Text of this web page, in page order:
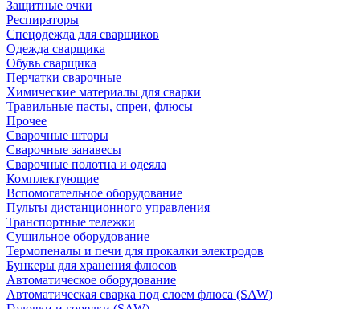
Защитные очки
Респираторы
Спецодежда для сварщиков
Одежда сварщика
Обувь сварщика
Перчатки сварочные
Химические материалы для сварки
Травильные пасты, спреи, флюсы
Прочее
Сварочные шторы
Сварочные занавесы
Сварочные полотна и одеяла
Комплектующие
Вспомогательное оборудование
Пульты дистанционного управления
Транспортные тележки
Сушильное оборудование
Термопеналы и печи для прокалки электродов
Бункеры для хранения флюсов
Автоматическое оборудование
Автоматическая сварка под слоем флюса (SAW)